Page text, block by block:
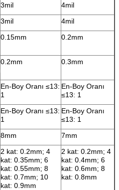
3mil
4mil
3mil
4mil
0.15mm 0.2mm
0.2mm 0.3mm
En-Boy Oranı ≤13:
1
En-Boy Oranı
≤13: 1
En-Boy Oranı ≤13:
1
En-Boy Oranı
≤13: 1
8mm
7mm
2 kat: 0.2mm; 4
kat: 0.35mm; 6
kat: 0.55mm; 8
kat: 0.7mm; 10
kat: 0.9mm
2 kat: 0.2mm; 4
kat: 0.4mm; 6
kat: 0.6mm; 8
kat: 0.8mm